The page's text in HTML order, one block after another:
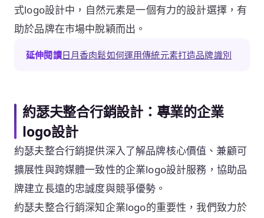
式logo設計中，自然元素是一個有力的設計選擇，有
助於品牌在市場中脫穎而出。
延伸閱讀日月香肉鬆如何運用傳統元素打造品牌識別
約瑟夫整合行銷設計：專業的企業
logo設計
約瑟夫整合行銷提供深入了解品牌核心價值、兼顧可
擴展性與跨媒體一致性的企業logo設計服務，協助品
牌建立長遠的忠誠度與競爭優勢。
約瑟夫整合行銷深知企業logo的重要性，我們致力於